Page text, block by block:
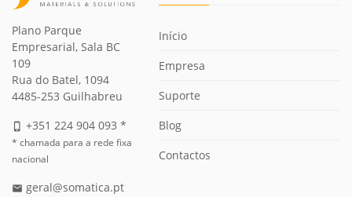
Plano Parque
Empresarial, Sala BC
109
Rua do Batel, 1094
4485-253 Guilhabreu
phone_iphone +351 224 904 093 *
* chamada para a rede fixa
nacional
email geral@somatica.pt
Início
Empresa
Suporte
Blog
Contactos